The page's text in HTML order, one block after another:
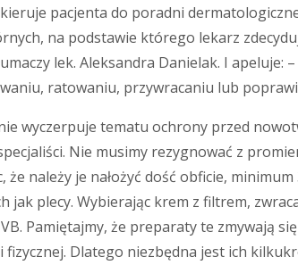
pacjenta do poradni
na podstawie którego lekarz
lek. Aleksandra Danielak. I
ratowaniu, przywracaniu lub
wyczerpuje tematu ochrony przed
Nie musimy rezygnować z
należy je nałożyć dość obficie,
jak plecy. Wybierając krem z filtrem,
Pamiętajmy, że preparaty te zmywają
Dlatego niezbędna jest ich